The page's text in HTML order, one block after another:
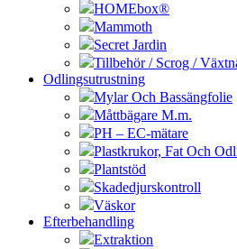
HOMEbox®
Mammoth
Secret Jardin
Tillbehör / Scrog /
Odlingsutrustning
Mylar Och Bassängfolie
Måttbägare M.m.
PH – EC-mätare
Plastkrukor, Fat Och
Plantstöd
Skadedjurskontroll
Väskor
Efterbehandling
Extraktion